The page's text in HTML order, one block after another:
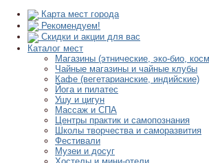
Карта мест города
Рекомендуем!
Скидки и акции для вас
Каталог мест
Магазины (этнические, эко-био,
Чайные магазины и чайные клубы
Кафе (вегетарианские, индийские)
Йога и пилатес
Ушу и цигун
Массаж и СПА
Центры практик и самопознания
Школы творчества и саморазвития
Фестивали
Музеи и досуг